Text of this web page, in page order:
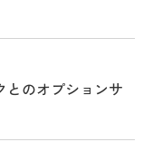
とのオプションサ